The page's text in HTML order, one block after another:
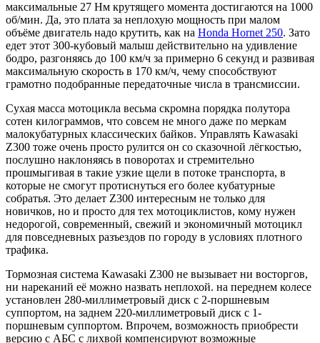
максимальные 27 Нм крутящего момента достигаются на 1000
об/мин. Да, это плата за неплохую мощность при малом
объёме двигатель надо крутить, как на Honda Hornet 250. Зато
едет этот 300-кубовый малыш действительно на удивление
бодро, разгоняясь до 100 км/ч за примерно 6 секунд и развивая
максимальную скорость в 170 км/ч, чему способствуют
грамотно подобранные передаточные числа в трансмиссии.
Сухая масса мотоцикла весьма скромна порядка полутора
сотен килограммов, что совсем не много даже по меркам
малокубатурных классических байков. Управлять Kawasaki
Z300 тоже очень просто рулится он со сказочной лёгкостью,
послушно наклоняясь в поворотах и стремительно
прошмыгивая в такие узкие щели в потоке транспорта, в
которые не смогут протиснуться его более кубатурные
собратья. Это делает Z300 интересным не только для
новичков, но и просто для тех мотоциклистов, кому нужен
недорогой, современный, свежий и экономичный мотоцикл
для повседневных разъездов по городу в условиях плотного
трафика.
Тормозная система Kawasaki Z300 не вызывает ни восторгов,
ни нареканий её можно назвать неплохой. на переднем колесе
установлен 280-миллиметровый диск с 2-поршневым
суппортом, на заднем 220-миллиметровый диск с 1-
поршневым суппортом. Впрочем, возможность приобрести
версию с АБС с лихвой компенсируют возможные